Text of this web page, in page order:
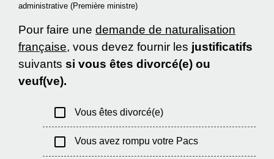
administrative (Première ministre)
Pour faire une demande de naturalisation
française, vous devez fournir les justificatifs
suivants si vous êtes divorcé(e) ou
veuf(ve).
check_box_outline_blank Vous êtes divorcé(e)
check_box_outline_blank Vous avez rompu votre Pacs